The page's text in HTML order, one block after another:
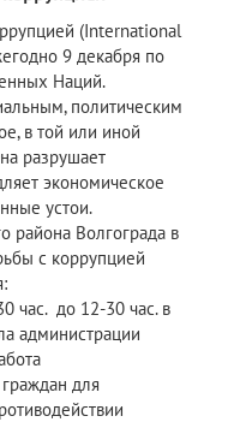
(International
9 декабря по
Наций.
политическим
в той или иной
разрушает
экономическое
устои.
района Волгограда в
с коррупцией
час. до 12-30 час. в
администрации
для